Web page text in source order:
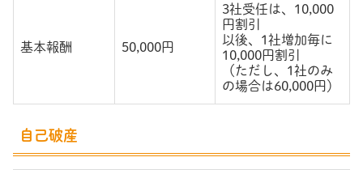
基本報酬 50,000円
3社受任は、10,000
円割引
以後、1社増加毎に
10,000円割引
（ただし、1社のみ
の場合は60,000円）
自己破産